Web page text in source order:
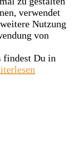
verwendet
Nutzung
von
findest Du in